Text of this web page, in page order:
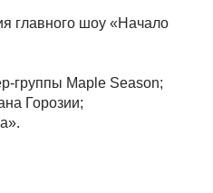
главного шоу «Начало
группы Maple Season;
Горозии;